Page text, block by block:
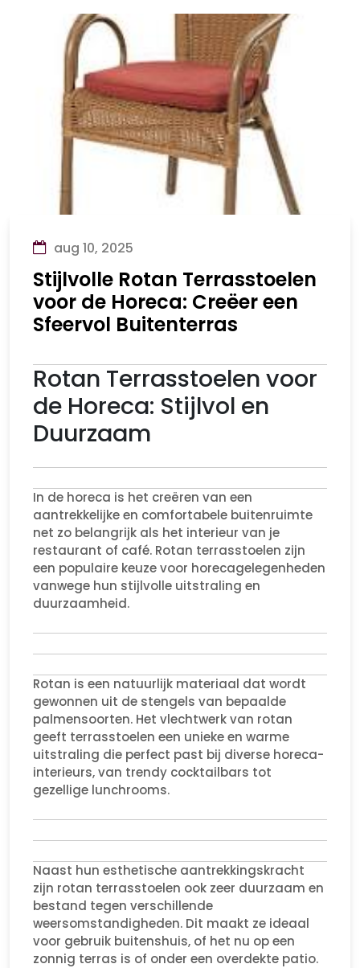
aug 10, 2025
Stijlvolle Rotan Terrasstoelen
voor de Horeca: Creëer een
Sfeervol Buitenterras
Rotan Terrasstoelen voor
de Horeca: Stijlvol en
Duurzaam
In de horeca is het creëren van een
aantrekkelijke en comfortabele buitenruimte
net zo belangrijk als het interieur van je
restaurant of café. Rotan terrasstoelen zijn
een populaire keuze voor horecagelegenheden
vanwege hun stijlvolle uitstraling en
duurzaamheid.
Rotan is een natuurlijk materiaal dat wordt
gewonnen uit de stengels van bepaalde
palmensoorten. Het vlechtwerk van rotan
geeft terrasstoelen een unieke en warme
uitstraling die perfect past bij diverse horeca-
interieurs, van trendy cocktailbars tot
gezellige lunchrooms.
Naast hun esthetische aantrekkingskracht
zijn rotan terrasstoelen ook zeer duurzaam en
bestand tegen verschillende
weersomstandigheden. Dit maakt ze ideaal
voor gebruik buitenshuis, of het nu op een
zonnig terras is of onder een overdekte patio.